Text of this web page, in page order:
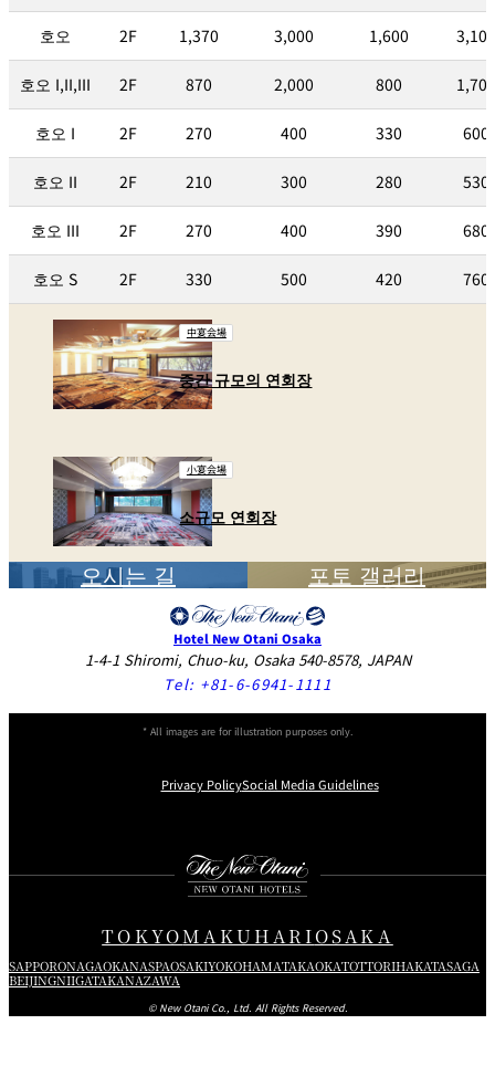
호오 2F 1,370 3,000 1,600 3,100
호오 I,II,III 2F 870 2,000 800 1,700
호오 I 2F 270 400 330 600
호오 II 2F 210 300 280 530
호오 III 2F 270 400 390 680
호오 S 2F 330 500 420 760
中宴会場
중간 규모의 연회장
小宴会場
소규모 연회장
오시는 길 포토 갤러리
Hotel New Otani Osaka
1-4-1 Shiromi, Chuo-ku, Osaka 540-8578, JAPAN
Tel: +81-6-6941-1111
* All images are for illustration purposes only.
Privacy PolicySocial Media Guidelines
TOKYOMAKUHARIOSAKA
SAPPORONAGAOKANASPAOSAKIYOKOHAMATAKAOKATOTTORIHAKATASAGA
BEIJINGNIIGATAKANAZAWA
© New Otani Co., Ltd. All Rights Reserved.